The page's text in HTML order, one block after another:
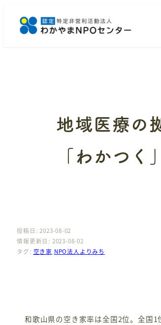
地域医療の
「わかつく
投稿日: 2023-08-02
情報更新日: 2023-08-02
タグ: 空き家,NPO法人よりみち
和歌山県の空き家率は全国2位。全国1